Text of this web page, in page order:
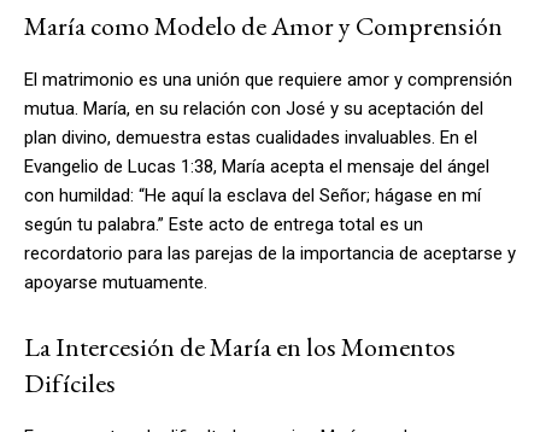
María como Modelo de Amor y Comprensión
El matrimonio es una unión que requiere amor y comprensión
mutua. María, en su relación con José y su aceptación del
plan divino, demuestra estas cualidades invaluables. En el
Evangelio de Lucas 1:38, María acepta el mensaje del ángel
con humildad: “He aquí la esclava del Señor; hágase en mí
según tu palabra.” Este acto de entrega total es un
recordatorio para las parejas de la importancia de aceptarse y
apoyarse mutuamente.
La Intercesión de María en los Momentos
Difíciles